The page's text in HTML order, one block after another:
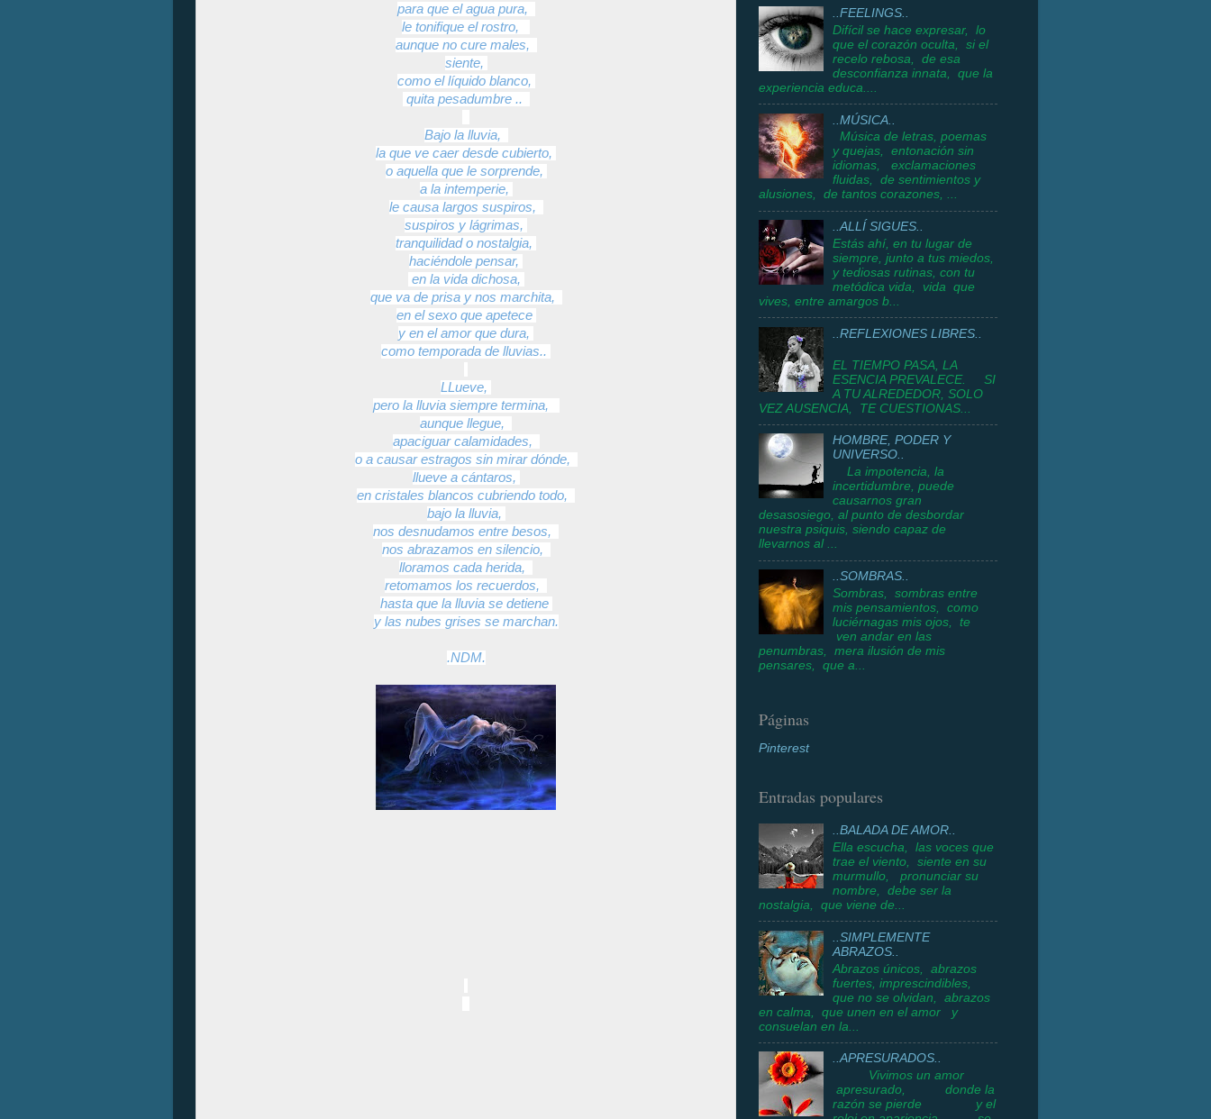
para que el agua pura,
le tonifique el rostro,
aunque no cure males,
siente,
como el líquido blanco,
quita pesadumbre ..
Bajo la lluvia,
la que ve caer desde cubierto,
o aquella que le sorprende,
a la intemperie,
le causa largos suspiros,
suspiros y lágrimas,
tranquilidad o nostalgia,
haciéndole pensar,
en la vida dichosa,
que va de prisa y nos marchita,
en el sexo que apetece
y en el amor que dura,
como temporada de lluvias..
LLueve,
pero la lluvia siempre termina,
aunque llegue,
apaciguar calamidades,
o a causar estragos sin mirar dónde,
llueve a cántaros,
en cristales blancos cubriendo todo,
bajo la lluvia,
nos desnudamos entre besos,
nos abrazamos en silencio,
lloramos cada herida,
retomamos los recuerdos,
hasta que la lluvia se detiene
y las nubes grises se marchan.
.NDM.
..FEELINGS..
Difícil se hace expresar, lo
que el corazón oculta, si el
recelo rebosa, de esa
desconfianza innata, que la
experiencia educa....
..MÚSICA..
Música de letras, poemas
y quejas, entonación sin
idiomas, exclamaciones
fluidas, de sentimientos y
alusiones, de tantos corazones, ...
..ALLÍ SIGUES..
Estás ahí, en tu lugar de
siempre, junto a tus miedos,
y tediosas rutinas, con tu
metódica vida, vida que
vives, entre amargos b...
..REFLEXIONES LIBRES..
EL TIEMPO PASA, LA
ESENCIA PREVALECE. SI
A TU ALREDEDOR, SOLO
VEZ AUSENCIA, TE CUESTIONAS...
HOMBRE, PODER Y
UNIVERSO..
La impotencia, la
incertidumbre, puede
causarnos gran
desasosiego, al punto de desbordar
nuestra psiquis, siendo capaz de
llevarnos al ...
..SOMBRAS..
Sombras, sombras entre
mis pensamientos, como
luciérnagas mis ojos, te
ven andar en las
penumbras, mera ilusión de mis
pensares, que a...
Páginas
Pinterest
Entradas populares
..BALADA DE AMOR..
Ella escucha, las voces que
trae el viento, siente en su
murmullo, pronunciar su
nombre, debe ser la
nostalgia, que viene de...
..SIMPLEMENTE
ABRAZOS..
Abrazos únicos, abrazos
fuertes, imprescindibles,
que no se olvidan, abrazos
en calma, que unen en el amor y
consuelan en la...
..APRESURADOS..
Vivimos un amor
apresurado, donde la
razón se pierde y el